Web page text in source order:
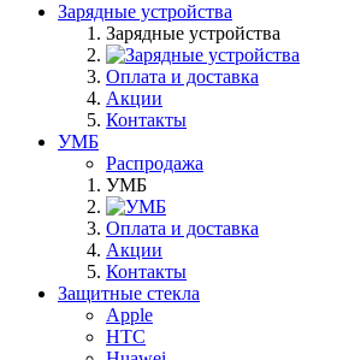
Зарядные устройства
Зарядные устройства
Оплата и доставка
Акции
Контакты
УМБ
Распродажа
УМБ
Оплата и доставка
Акции
Контакты
Защитные стекла
Apple
HTC